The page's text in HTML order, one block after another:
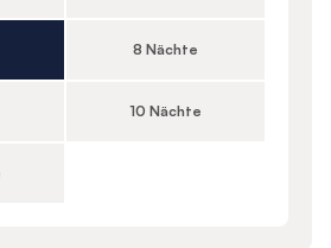
8 Nächte
10 Nächte